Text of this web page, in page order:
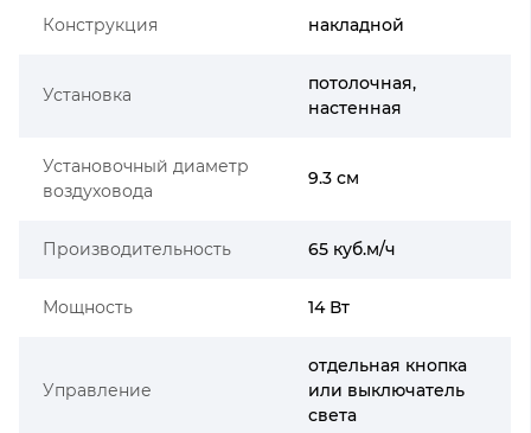
Конструкция накладной
Установка
потолочная,
настенная
Установочный диаметр
воздуховода
9.3 см
Производительность 65 куб.м/ч
Мощность 14 Вт
Управление
отдельная кнопка
или выключатель
света